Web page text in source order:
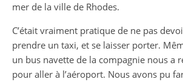
mer de la ville de Rhodes.
C’était vraiment pratique de ne pas
prendre un taxi, et se laisser porter.
un bus navette de la compagnie nous a
pour aller à l’aéroport. Nous avons pu